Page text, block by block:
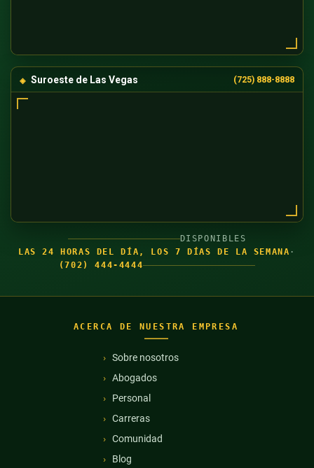
Suroeste de Las Vegas (725) 888-8888
DISPONIBLES
LAS 24 HORAS DEL DÍA, LOS 7 DÍAS DE LA SEMANA ·
(702) 444-4444
ACERCA DE NUESTRA EMPRESA
Sobre nosotros
Abogados
Personal
Carreras
Comunidad
Blog